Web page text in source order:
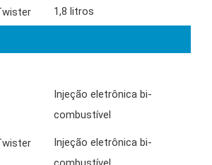
1,8 litros
Injeção eletrônica bi-
combustível
Injeção eletrônica bi-